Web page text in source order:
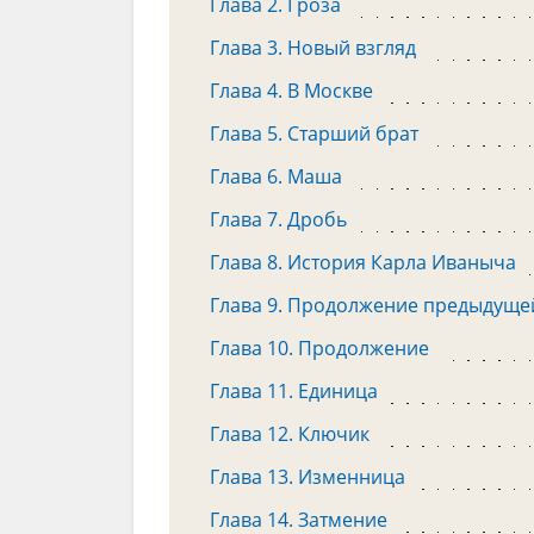
Глава 3. Новый взгляд
Глава 4. В Москве
Глава 5. Старший брат
Глава 6. Маша
Глава 7. Дробь
Глава 8. История Карла Иваныча
Глава 9. Продолжение
Глава 10. Продолжение
Глава 11. Единица
Глава 12. Ключик
Глава 13. Изменница
Глава 14. Затмение